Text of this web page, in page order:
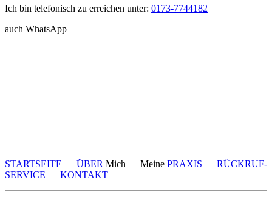
Ich bin telefonisch zu erreichen unter: 0173-7744182
auch WhatsApp
STARTSEITE ÜBER Mich Meine PRAXIS
RÜCKRUF-
SERVICE
KONTAKT